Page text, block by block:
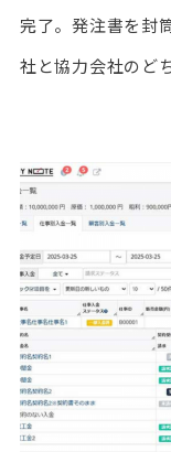
完了。発注書を封
社と協力会社のど